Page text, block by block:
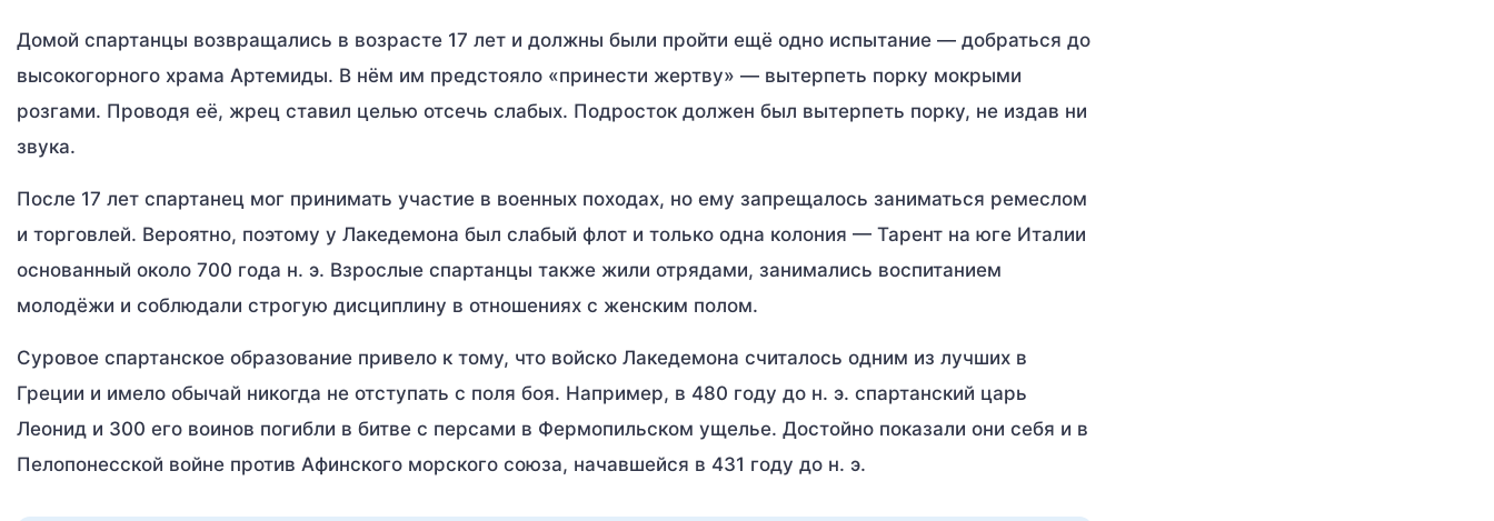
Домой спартанцы возвращались в возрасте 17 лет и должны были пройти ещё одно испытание — добраться до
высокогорного храма Артемиды. В нём им предстояло «принести жертву» — вытерпеть порку мокрыми
розгами. Проводя её, жрец ставил целью отсечь слабых. Подросток должен был вытерпеть порку, не издав ни
звука.
После 17 лет спартанец мог принимать участие в военных походах, но ему запрещалось заниматься ремеслом
и торговлей. Вероятно, поэтому у Лакедемона был слабый флот и только одна колония — Тарент на юге Италии
основанный около 700 года н. э. Взрослые спартанцы также жили отрядами, занимались воспитанием
молодёжи и соблюдали строгую дисциплину в отношениях с женским полом.
Суровое спартанское образование привело к тому, что войско Лакедемона считалось одним из лучших в
Греции и имело обычай никогда не отступать с поля боя. Например, в 480 году до н. э. спартанский царь
Леонид и 300 его воинов погибли в битве с персами в Фермопильском ущелье. Достойно показали они себя и в
Пелопонесской войне против Афинского морского союза, начавшейся в 431 году до н. э.